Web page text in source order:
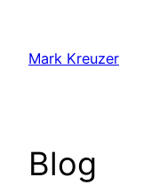
springen
Mark Kreuzer
Blog